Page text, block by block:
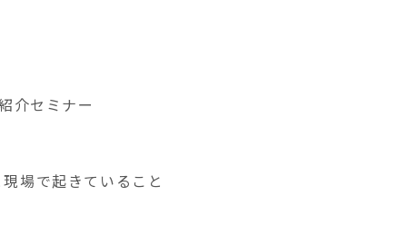
介セミナー
場で起きていること